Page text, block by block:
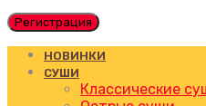
Регистрация
НОВИНКИ
СУШИ
Классические